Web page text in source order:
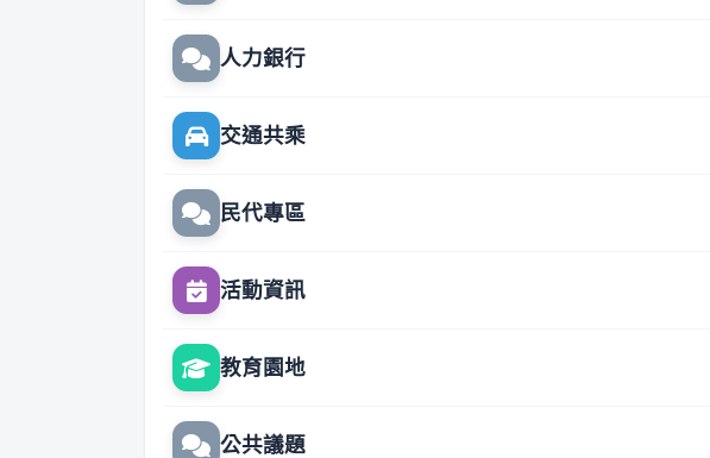
人力銀行
交通共乘
民代專區
活動資訊
教育園地
公共議題